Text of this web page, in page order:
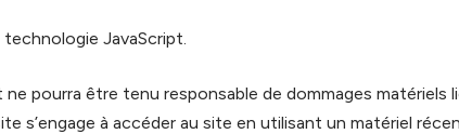
JavaScript.
pourra être tenu responsable de dommages matériels
s’engage à accéder au site en utilisant un matériel